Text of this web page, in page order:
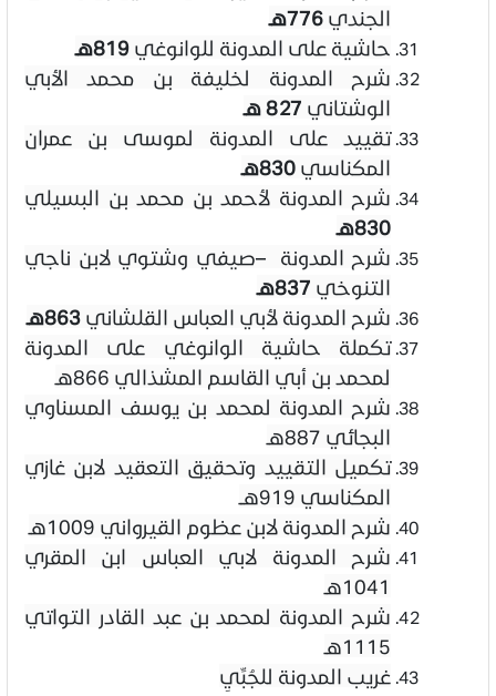
الجندي776هـ
حاشية على المدونة للوانوغي819هـ
شرح المدونة لخليفة بن محمد الأبي
الوشتاني827 هـ
تقييد على المدونة لموسى بن عمران
المكناسي830هـ
شرح المدونة لأحمد بن محمد بن البسيلي
830هـ
شرح المدونة–
صيفي وشتوي لابن ناجي
التنوخي837هـ
شرح المدونة لأبي العباس القلشاني863هـ
تكملة حاشية الوانوغي على المدونة
لمحمد بن أبي القاسم المشذالي866هـ
شرح المدونة لمحمد بن يوسف المسناوي
البجائي887هـ
تكميل التقييد وتحقيق التعقيد لابن غازي
المكناسي919هــ
شرح المدونة لابن عظوم القيرواني1009هـ
شرح المدونة لابي العباس ابن المقري
1041هـ
شرح المدونة لمحمد بن عبد القادر التواتي
1115هـ
غريب المدونة للجُبِّيِ